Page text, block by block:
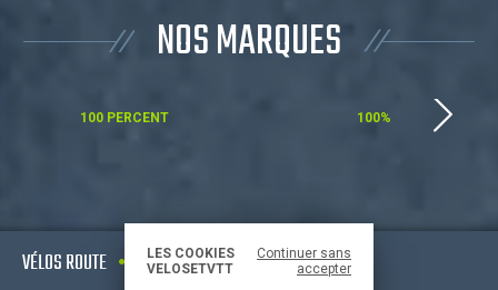
LES COOKIES
VELOSETVTT
Continuer sans
accepter
NOS MARQUES
100 PERCENT 100%
VÉLOS ROUTE VTT
VÉLOS ELECTRIQUES